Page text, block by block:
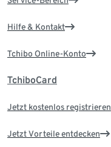
Hilfe & Kontakt
Tchibo Online-Konto
TchiboCard
Jetzt kostenlos registrieren
Jetzt Vorteile entdecken